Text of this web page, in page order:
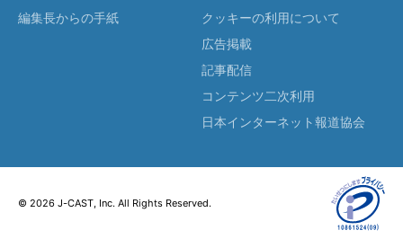
編集長からの手紙
クッキーの利用について
広告掲載
記事配信
コンテンツ二次利用
日本インターネット報道協会
© 2026 J-CAST, Inc. All Rights Reserved.